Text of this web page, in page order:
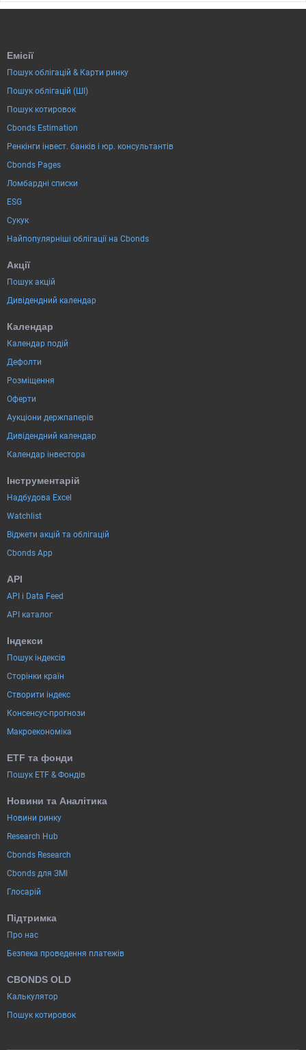
Емісії
Пошук облігацій & Карти ринку
Пошук облігацій (ШІ)
Пошук котировок
Cbonds Estimation
Ренкінги інвест. банків і юр. консультантів
Cbonds Pages
Ломбардні списки
ESG
Сукук
Найпопулярніші облігації на Cbonds
Акції
Пошук акцій
Дивідендний календар
Календар
Календар подій
Дефолти
Розміщення
Оферти
Аукціони держпаперів
Дивідендний календар
Календар інвестора
Інструментарій
Надбудова Excel
Watchlist
Віджети акцій та облігацій
Cbonds App
API
API і Data Feed
API каталог
Індекси
Пошук індексів
Сторінки країн
Створити індекс
Консенсус-прогнози
Макроекономіка
ETF та фонди
Пошук ETF & Фондів
Новини та Аналітика
Новини ринку
Research Hub
Cbonds Research
Cbonds для ЗМІ
Глосарій
Підтримка
Про нас
Безпека проведення платежів
CBONDS OLD
Калькулятор
Пошук котировок